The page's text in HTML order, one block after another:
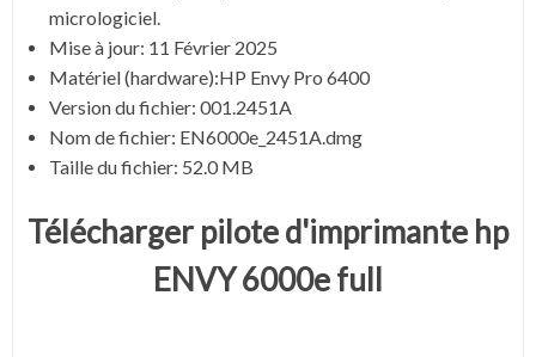
micrologiciel.
Mise à jour: 11 Février 2025
Matériel (hardware):HP Envy Pro 6400
Version du fichier: 001.2451A
Nom de fichier: EN6000e_2451A.dmg
Taille du fichier: 52.0 MB
Télécharger pilote d'imprimante hp
ENVY 6000e full